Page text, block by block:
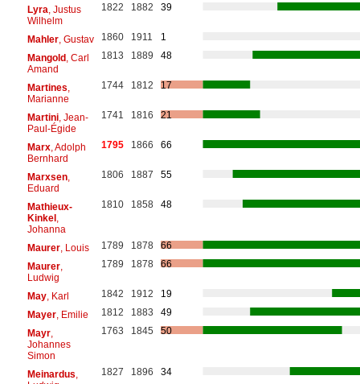
Lyra , Justus
Wilhelm
1822 1882 39
Mahler, Gustav 1860 1911
1
Mangold, Carl
Amand
1813 1889 48
Martines
Marianne
1744 1812 17
Martini, Jean-
Paul-Égide
1741 1816 21
Marx, Adolph
Bernhard
1795 1866 66
Marxsen,
Eduard
1806 1887 55
Mathieux-
Kinkel,
Johanna
1810 1858 48
Maurer, Louis 1789 1878
66
Maurer,
Ludwig
1789 1878 66
May, Karl 1842 1912
19
Mayer, Emilie 1812 1883
49
Mayr,
Johannes
Simon
1763 1845 50
Meinardus 1827 1896 34